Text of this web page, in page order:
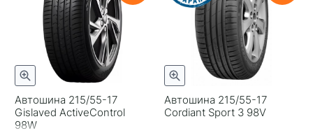
Автошина 215/55-17
Gislaved ActiveControl
98W
Автошина 215/55-17
Cordiant Sport 3 98V